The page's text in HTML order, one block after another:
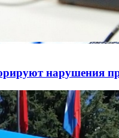
нарушения